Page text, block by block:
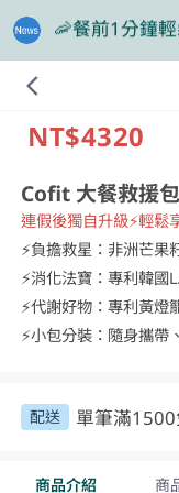
🎁買大餐包送
❤️老爸我來守
NT$4320
Cofit 大餐救援
連假後獨自升級⚡輕鬆
⚡負擔救星：非洲芒果
⚡消化法寶：專利韓國
⚡代謝好物：專利黃
⚡小包分裝：隨身攜帶
配送 單筆滿1500
商品介紹 商